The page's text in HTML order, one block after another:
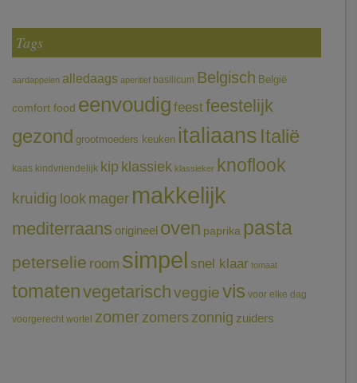
Tags
aardappelen alledaags aperitief basilicum Belgisch België
comfort food eenvoudig feestfeestelijk
gezond grootmoeders keuken italiaans Italië
kaas kindvriendelijk kip klassiek klassieker knoflook
kruidig look mager makkelijk
mediterraans origineel oven paprika pasta
peterselie room simpel snel klaar tomaat
tomatenvegetarischveggievis voor elke dag
voorgerecht wortel zomerzomerszonnig zuiders